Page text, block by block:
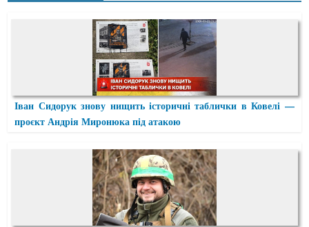
Іван Сидорук знову нищить історичні таблички в Ковелі —
проєкт Андрія Миронюка під атакою